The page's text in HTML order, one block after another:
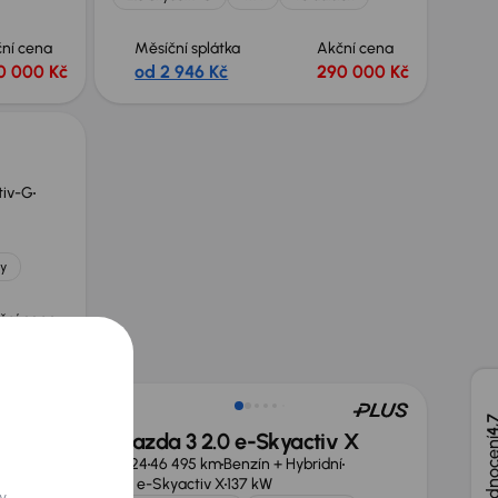
cena
000 Kč
Měsíční splátka
od 2 946 Kč
Akční cena
290 000 Kč
G
cena
Mazda 3 2.0 e-Skyactiv X
202446 495 kmBenzín + Hybridní
2.0 e-Skyactiv X137 kW